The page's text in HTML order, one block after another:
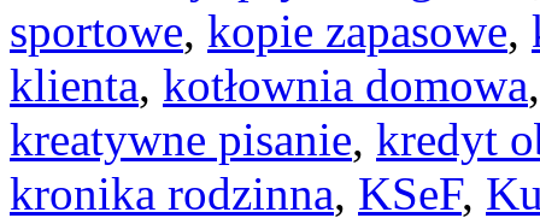
sportowe, kopie zapasowe,
klienta, kotłownia domowa
kreatywne pisanie, kredyt
kronika rodzinna, KSeF,